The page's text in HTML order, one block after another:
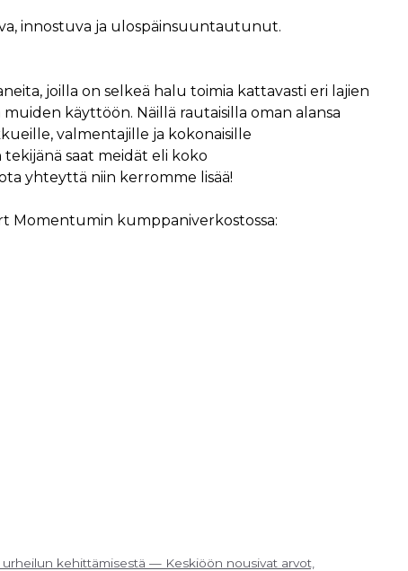
innostuva ja ulospäinsuuntautunut.
joilla on selkeä halu toimia kattavasti eri lajien
muiden käyttöön. Näillä rautaisilla oman alansa
valmentajille ja kokonaisille
saat meidät eli koko
yhteyttä niin kerromme lisää!
Momentumin kumppaniverkostossa:
kehittämisestä — Keskiöön nousivat arvot,